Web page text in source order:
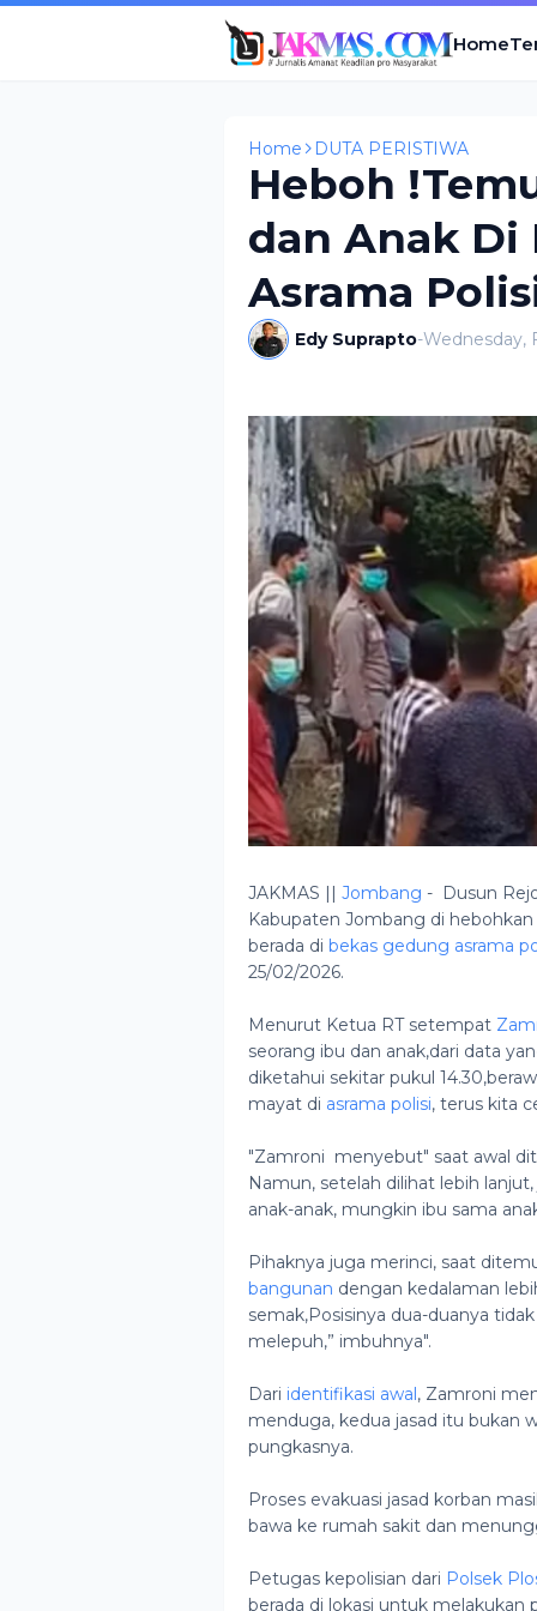
Home
Home DUTA PERISTIWA
Heboh
dan Anak Di
Asrama
Edy Suprapto-Wednesday,
JAKMAS || Jombang - Dusun
Kabupaten Jombang di
berada di bekas gedung asrama
25/02/2026.
Menurut Ketua RT setempat
seorang ibu dan anak,dari data
diketahui sekitar pukul
mayat di asrama polisi, terus kita
"Zamroni menyebut" saat awal
Namun, setelah dilihat lebih
anak-anak, mungkin ibu sama
Pihaknya juga merinci, saat
bangunan dengan kedalaman
semak,Posisinya dua-duanya
melepuh,” imbuhnya".
Dari identifikasi awal, Zamroni
menduga, kedua jasad itu bukan
pungkasnya.
Proses evakuasi jasad korban
bawa ke rumah sakit dan
Petugas kepolisian dari Polsek
berada di lokasi untuk melakukan